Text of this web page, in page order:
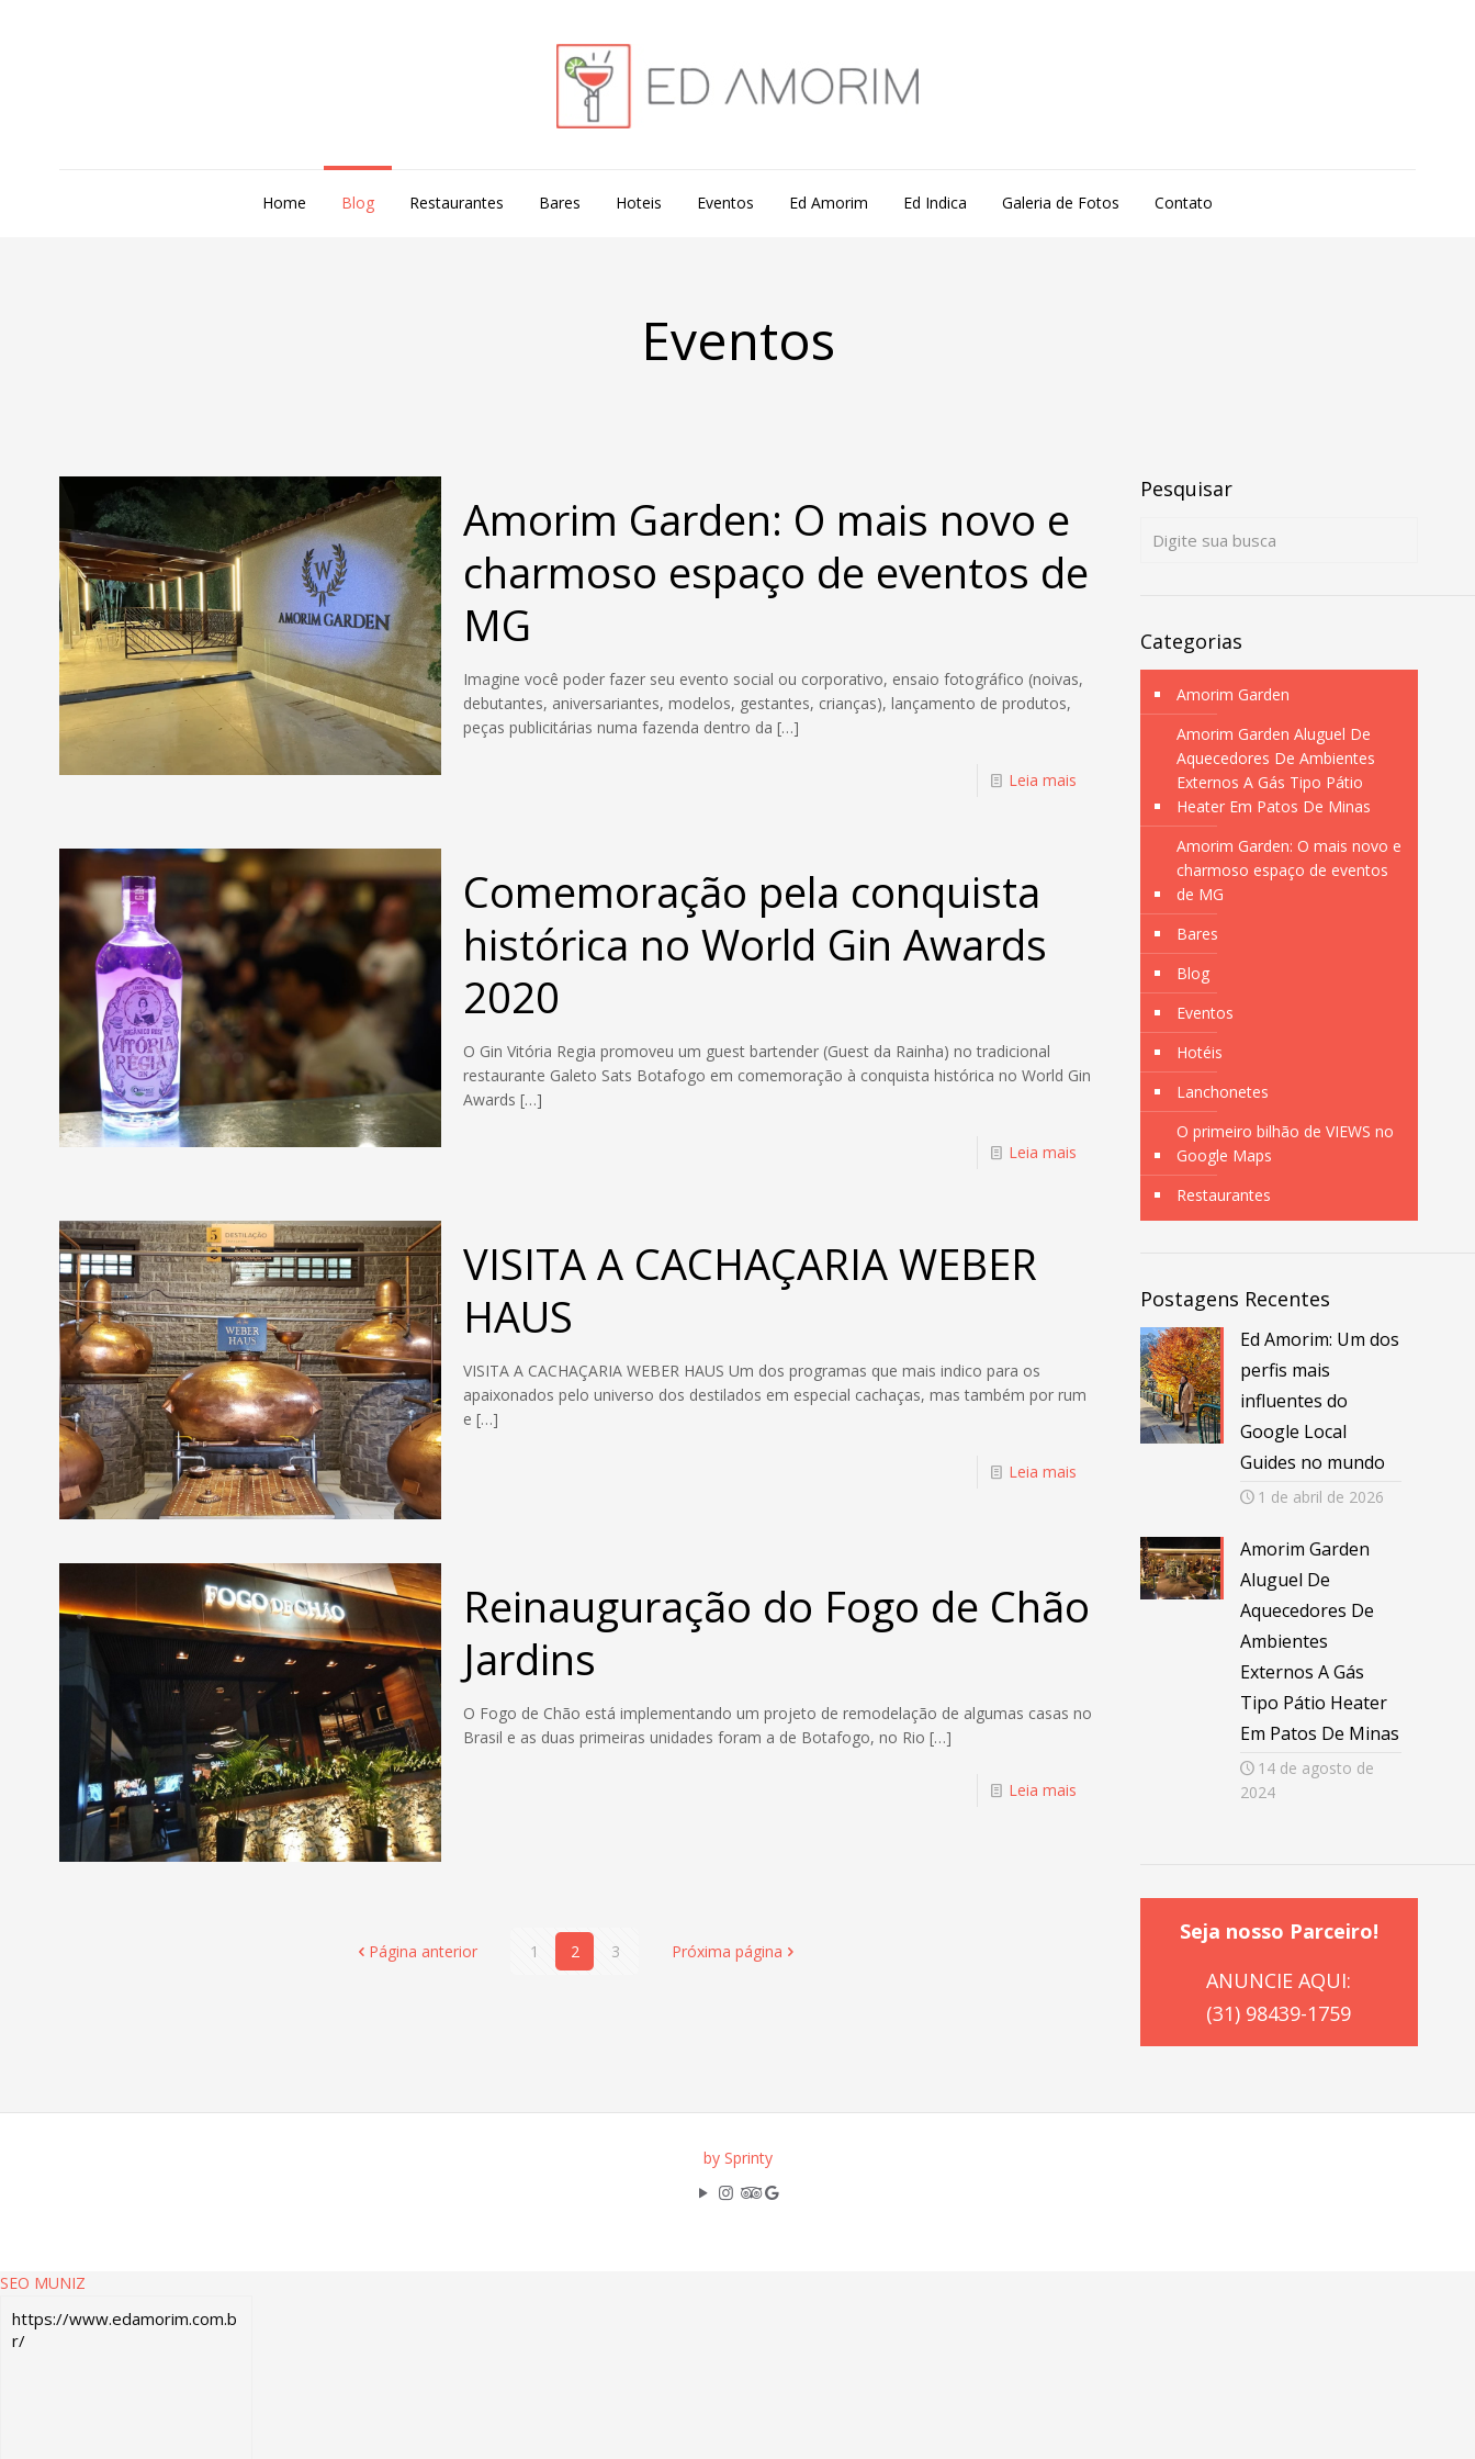
Home Blog Restaurantes Bares Hoteis Eventos Ed Amorim Ed Indica Galeria de Fotos Contato
Eventos
Amorim Garden: O mais novo e
charmoso espaço de eventos de
MG
Imagine você poder fazer seu evento social ou corporativo, ensaio fotográfico (noivas,
debutantes, aniversariantes, modelos, gestantes, crianças), lançamento de produtos,
peças publicitárias numa fazenda dentro da […]
Leia mais
Comemoração pela conquista
histórica no World Gin Awards
2020
O Gin Vitória Regia promoveu um guest bartender (Guest da Rainha) no tradicional
restaurante Galeto Sats Botafogo em comemoração à conquista histórica no World Gin
Awards […]
Leia mais
VISITA A CACHAÇARIA WEBER
HAUS
VISITA A CACHAÇARIA WEBER HAUS Um dos programas que mais indico para os
apaixonados pelo universo dos destilados em especial cachaças, mas também por rum
e […]
Leia mais
Reinauguração do Fogo de Chão
Jardins
O Fogo de Chão está implementando um projeto de remodelação de algumas casas no
Brasil e as duas primeiras unidades foram a de Botafogo, no Rio […]
Leia mais
Página anterior 1 2 3 Próxima página
Pesquisar
Categorias
Amorim Garden
Amorim Garden Aluguel De
Aquecedores De Ambientes
Externos A Gás Tipo Pátio
Heater Em Patos De Minas
Amorim Garden: O mais novo e
charmoso espaço de eventos
de MG
Bares
Blog
Eventos
Hotéis
Lanchonetes
O primeiro bilhão de VIEWS no
Google Maps
Restaurantes
Postagens Recentes
Ed Amorim: Um dos
perfis mais
influentes do
Google Local
Guides no mundo
1 de abril de 2026
Amorim Garden
Aluguel De
Aquecedores De
Ambientes
Externos A Gás
Tipo Pátio Heater
Em Patos De Minas
14 de agosto de
2024
Seja nosso Parceiro!
ANUNCIE AQUI:
(31) 98439-1759
by Sprinty
SEO MUNIZ